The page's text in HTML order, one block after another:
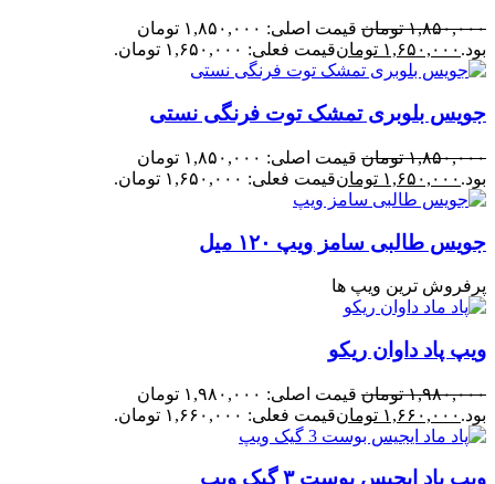
۱,۸۵۰,۰۰۰ تومان
قیمت اصلی: ۱,۸۵۰,۰۰۰ تومان
بود. ۱,۶۵۰,۰۰۰ تومانقیمت فعلی: ۱,۶۵۰,۰۰۰ تومان.
جویس بلوبری تمشک توت فرنگی نستی
۱,۸۵۰,۰۰۰ تومان
قیمت اصلی: ۱,۸۵۰,۰۰۰ تومان
بود. ۱,۶۵۰,۰۰۰ تومانقیمت فعلی: ۱,۶۵۰,۰۰۰ تومان.
جویس طالبی سامز ویپ ۱۲۰ میل
پرفروش ترین ویپ ها
ویپ پاد داوان ریکو
۱,۹۸۰,۰۰۰ تومان
قیمت اصلی: ۱,۹۸۰,۰۰۰ تومان
بود. ۱,۶۶۰,۰۰۰ تومانقیمت فعلی: ۱,۶۶۰,۰۰۰ تومان.
ویپ پاد ایجیس بوست ۳ گیک ویپ